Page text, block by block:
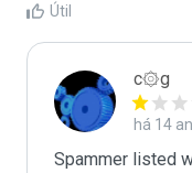
Útil
c۞g
há 14